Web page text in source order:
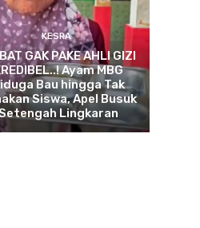
KESRA
GAK PAKE AHLI GIZI
Ayam MBG
Bau hingga Tak
Siswa, Apel Busuk
Lingkaran